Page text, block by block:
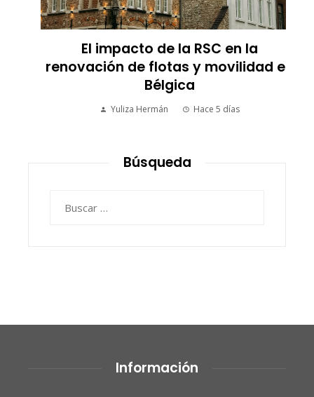
El impacto de la RSC en la
renovación de flotas y movilidad en
Bélgica
Yuliza Hermán Hace 5 días
Búsqueda
Información